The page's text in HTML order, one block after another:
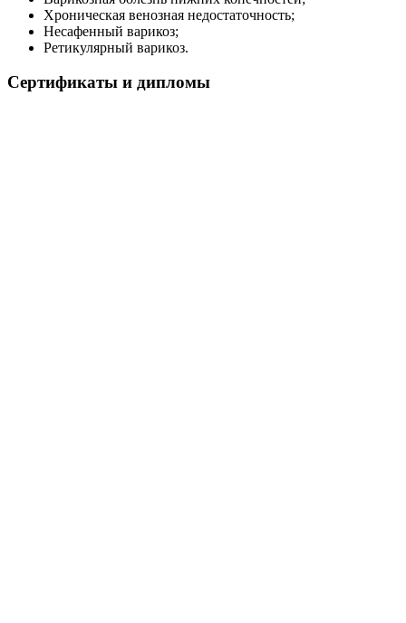
Хроническая венозная недостаточность;
Несафенный варикоз;
Ретикулярный варикоз.
Сертификаты и дипломы